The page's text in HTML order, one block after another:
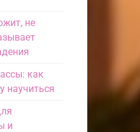
не
как
научиться
и